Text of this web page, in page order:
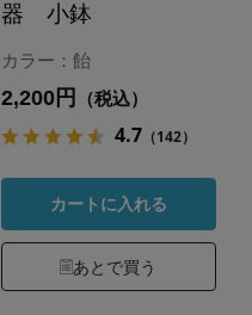
器 小鉢
カラー：飴
2,200円 （税込）
4.7（142）
カートに入れる
あとで買う